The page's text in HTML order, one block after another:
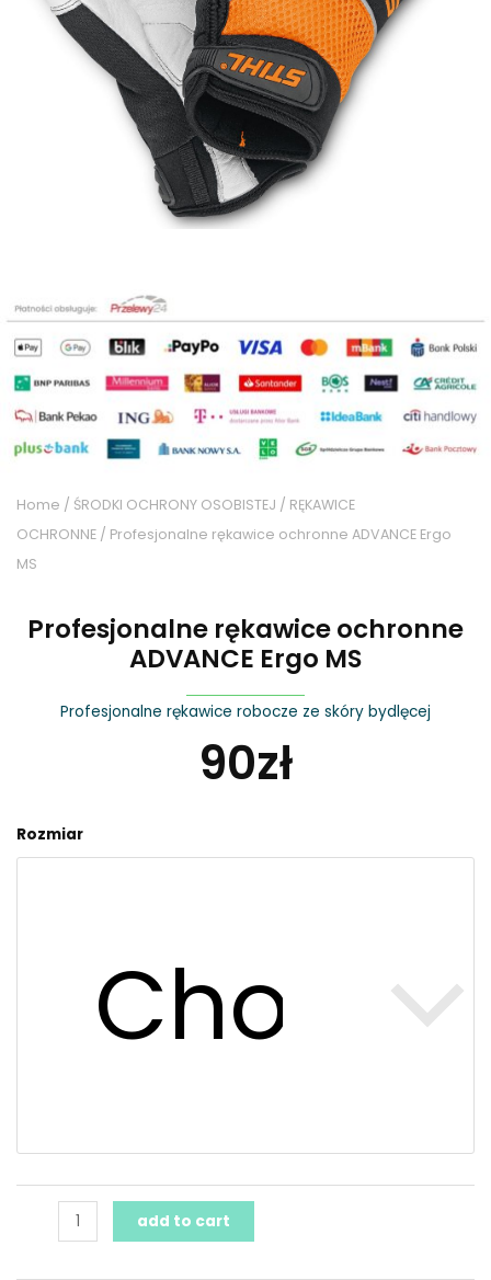
Home / ŚRODKI OCHRONY OSOBISTEJ / RĘKAWICE
OCHRONNE / Profesjonalne rękawice ochronne ADVANCE Ergo
MS
Profesjonalne rękawice ochronne
ADVANCE Ergo MS
Profesjonalne rękawice robocze ze skóry bydlęcej
90zł
Rozmiar
add to cart